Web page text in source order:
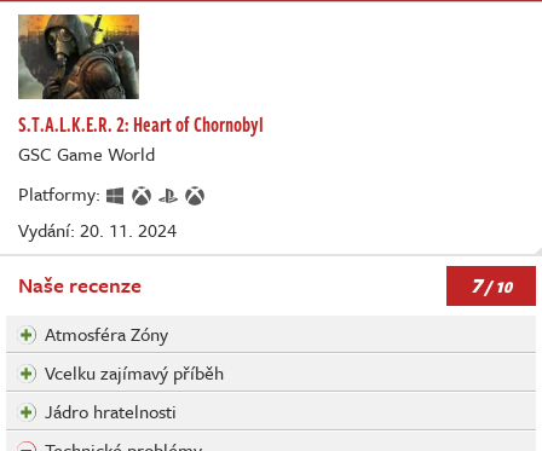
S.T.A.L.K.E.R. 2: Heart of Chornobyl
GSC Game World
Platformy:
Vydání: 20. 11. 2024
Naše recenze 7/ 10
Atmosféra Zóny
Vcelku zajímavý příběh
Jádro hratelnosti